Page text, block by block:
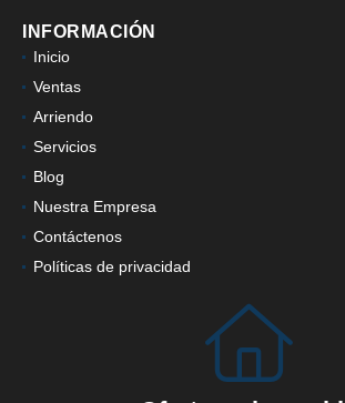
INFORMACIÓN
Inicio
Ventas
Arriendo
Servicios
Blog
Nuestra Empresa
Contáctenos
Políticas de privacidad